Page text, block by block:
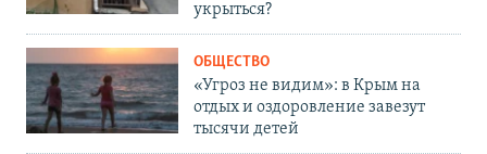
укрыться?
ОБЩЕСТВО
«Угроз не видим»: в Крым на
отдых и оздоровление завезут
тысячи детей